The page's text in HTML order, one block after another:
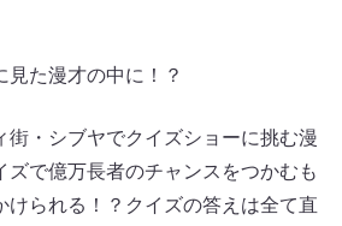
見た漫才の中に！？
街・シブヤでクイズショーに挑む漫
ズで億万長者のチャンスをつかむも
けられる！？クイズの答えは全て直